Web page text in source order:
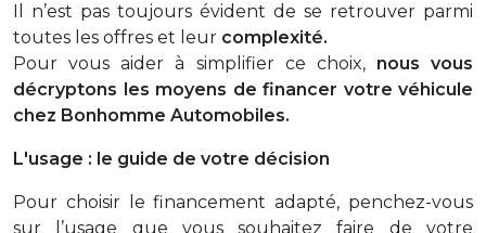
Il n’est pas toujours évident de se retrouver parmi
toutes les offres et leur complexité.
Pour vous aider à simplifier ce choix, nous vous
décryptons les moyens de financer votre véhicule
chez Bonhomme Automobiles.
L'usage : le guide de votre décision
Pour choisir le financement adapté, penchez-vous
sur l’usage que vous souhaitez faire de votre